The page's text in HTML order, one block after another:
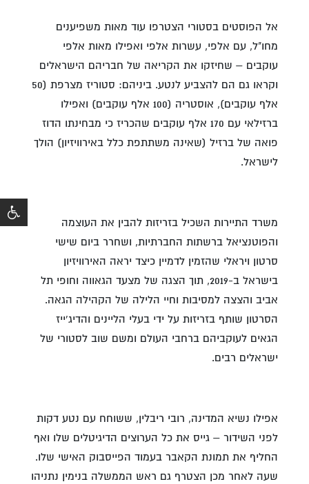
אל הפוסטים בסטורי הצטרפו עוד מאות משפיענים
מחו"ל, עם אלפי, עשרות אלפי ואפילו מאות אלפי
עוקבים – שחיזקו את הקריאה של חבריהם הישראלים
וקראו גם הם להצביע לנטע. ביניהם: סטוריז מצרפת (50
אלף עוקבים), אוסטריה (100 אלף עוקבים) ואפילו
ברזילאי עם 170 אלף עוקבים שהכריז כי מבחינתו הדוז
פואה של ברזיל (שאינה משתתפת כלל באירוויזיון) הולך
לישראל.
משרד התיירות השכיל בזריזות להבין את העוצמה
והפוטנציאל ברשתות החברתיות, ושחרר ביום שישי
סרטון ויראלי שהזמין לדמיין כיצד יראה האירוויזיון
בישראל ב-2019, תוך הצגה של מצעד הגאווה וחופי תל
אביב והצצה למסיבות וחיי הלילה של הקהילה הגאה.
הסרטון שותף בזריזות על ידי בעלי הליינים והדיג'ייז
הגאים לעוקביהם ברחבי העולם ומשם שוב לסטורי של
ישראלים רבים.
אפילו נשיא המדינה, רובי ריבלין, ששוחח עם נטע דקות
לפני השידור – גייס את כל הערוצים הדיגיטלים שלו ואף
החליף את תמונת הקאבר בעמוד הפייסבוק האישי שלו.
שעה לאחר מכן הצטרף גם ראש הממשלה בנימין נתניהו